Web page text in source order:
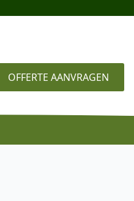
OFFERTE AANVRAGEN